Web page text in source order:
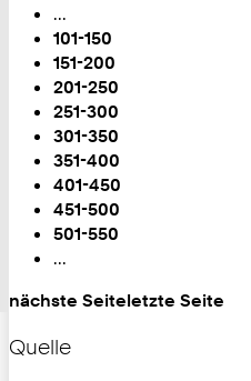
...
101-150
151-200
201-250
251-300
Sie
sind
auf
Seite:
301-350
351-400
401-450
451-500
501-550
...
nächste Seiteletzte Seite
Quelle